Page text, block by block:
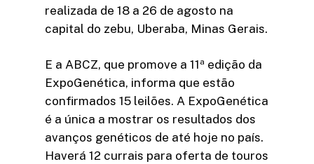
realizada de 18 a 26 de agosto na
capital do zebu, Uberaba, Minas Gerais.
E a ABCZ, que promove a 11ª edição da
ExpoGenética, informa que estão
confirmados 15 leilões. A ExpoGenética
é a única a mostrar os resultados dos
avanços genéticos de até hoje no país.
Haverá 12 currais para oferta de touros